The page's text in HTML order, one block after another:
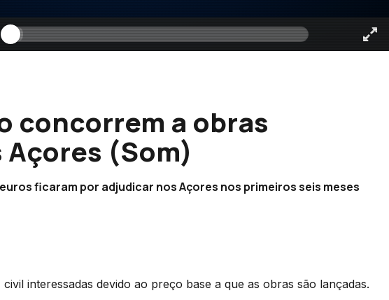
concorrem a obras
(Som)
ficaram por adjudicar nos Açores nos primeiros seis meses
interessadas devido ao preço base a que as obras são lançadas.